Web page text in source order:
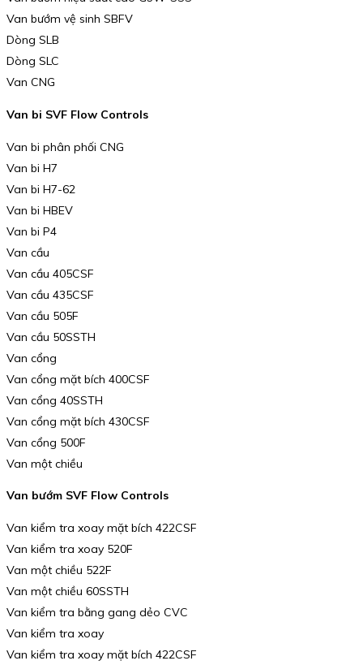
Van bướm vệ sinh SBFV
Dòng SLB
Dòng SLC
Van CNG
Van bi SVF Flow Controls
Van bi phân phối CNG
Van bi H7
Van bi H7-62
Van bi HBEV
Van bi P4
Van cầu
Van cầu 405CSF
Van cầu 435CSF
Van cầu 505F
Van cầu 50SSTH
Van cổng
Van cổng mặt bích 400CSF
Van cổng 40SSTH
Van cổng mặt bích 430CSF
Van cổng 500F
Van một chiều
Van bướm SVF Flow Controls
Van kiểm tra xoay mặt bích 422CSF
Van kiểm tra xoay 520F
Van một chiều 522F
Van một chiều 60SSTH
Van kiểm tra bằng gang dẻo CVC
Van kiểm tra xoay
Van kiểm tra xoay mặt bích 422CSF